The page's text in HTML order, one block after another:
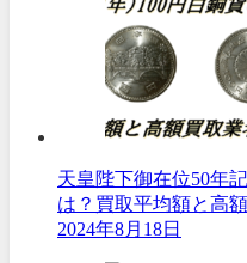
天皇陛下御在位50年
は？買取平均額と高
2024年8月18日